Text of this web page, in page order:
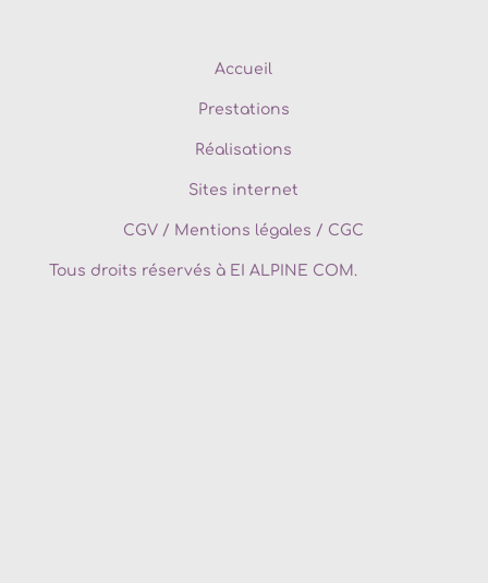
Accueil
Prestations
Réalisations
Sites internet
CGV / Mentions légales / CGC
Tous droits réservés à EI ALPINE COM.